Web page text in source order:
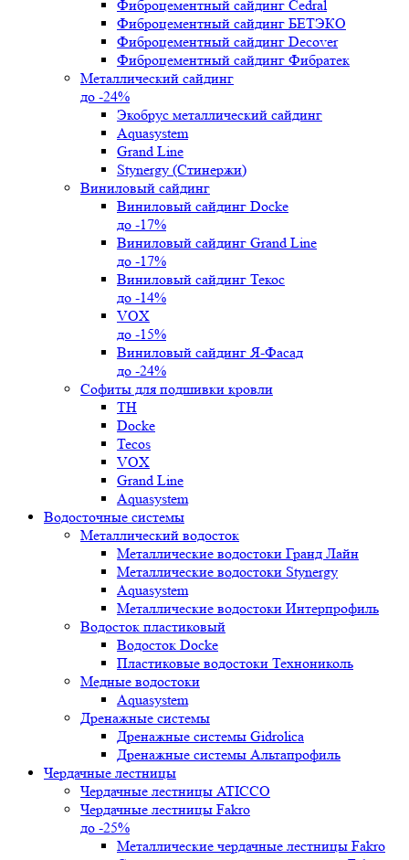
Фиброцементный сайдинг Cedral
Фиброцементный сайдинг БЕТЭКО
Фиброцементный сайдинг Decover
Фиброцементный сайдинг Фибратек
Металлический сайдинг
до -24%
Экобрус металлический сайдинг
Aquasystem
Grand Line
Stynergy (Стинержи)
Виниловый сайдинг
Виниловый сайдинг Docke
до -17%
Виниловый сайдинг Grand Line
до -17%
Виниловый сайдинг Текос
до -14%
VOX
до -15%
Виниловый сайдинг Я-Фасад
до -24%
Софиты для подшивки кровли
ТН
Docke
Tecos
VOX
Grand Line
Aquasystem
Водосточные системы
Металлический водосток
Металлические водостоки Гранд Лайн
Металлические водостоки Stynergy
Aquasystem
Металлические водостоки Интерпрофиль
Водосток пластиковый
Водосток Docke
Пластиковые водостоки Технониколь
Медные водостоки
Aquasystem
Дренажные системы
Дренажные системы Gidrolica
Дренажные системы Альтапрофиль
Чердачные лестницы
Чердачные лестницы ATICCO
Чердачные лестницы Fakro
до -25%
Металлические чердачные лестницы Fakro